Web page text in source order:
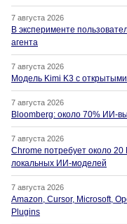
7 августа 2026
В эксперименте
агента
7 августа 2026
Модель Kimi K3 с
7 августа 2026
Bloomberg: около 70% ИИ-
7 августа 2026
Chrome потребует около 20
локальных ИИ-моделей
7 августа 2026
Amazon, Cursor, Microsoft,
Plugins